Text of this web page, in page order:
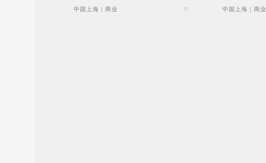
中国上海 | 商业
中国上海 | 商业